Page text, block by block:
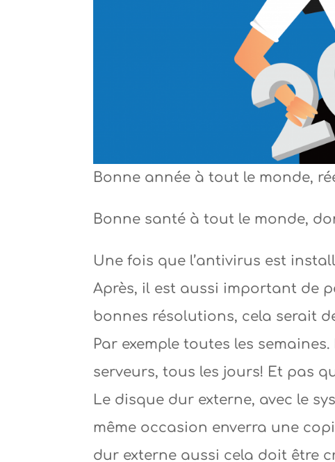
Bonne année à tout le monde,
Bonne santé à tout le monde,
Une fois que l’antivirus est
Après, il est aussi important de
bonnes résolutions, cela serait
Par exemple toutes les
serveurs, tous les jours! Et pas
Le disque dur externe, avec le
même occasion enverra une
dur externe aussi cela doit être